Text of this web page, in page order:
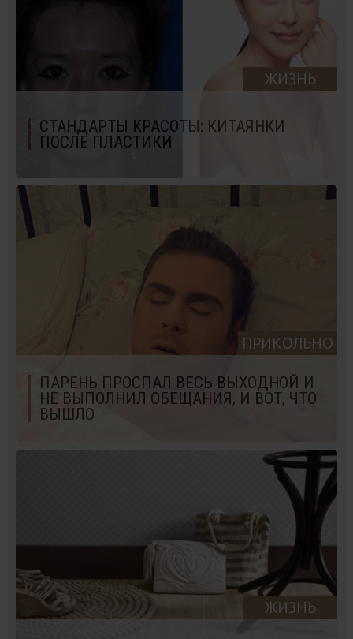
ЖИЗНЬ
СТАНДАРТЫ КРАСОТЫ: КИТАЯНКИ
ПОСЛЕ ПЛАСТИКИ
ПРИКОЛЬНО
ПАРЕНЬ ПРОСПАЛ ВЕСЬ ВЫХОДНОЙ И
НЕ ВЫПОЛНИЛ ОБЕЩАНИЯ, И ВОТ, ЧТО
ВЫШЛО
ЖИЗНЬ